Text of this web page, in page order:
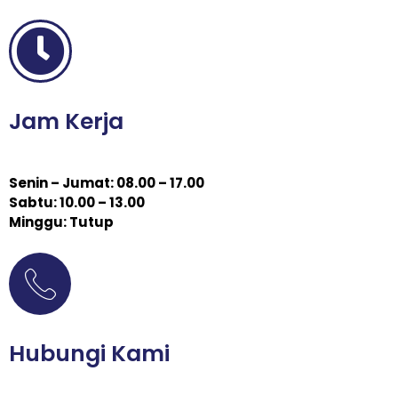
Jam Kerja
Senin – Jumat: 08.00 – 17.00
Sabtu: 10.00 – 13.00
Minggu: Tutup
Hubungi Kami